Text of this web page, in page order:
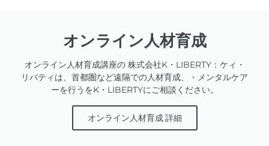
オンライン人材育成
オンライン人材育成講座の 株式会社K・LIBERTY：ケィ・
リバティは、首都圏など遠隔での人材育成、・メンタルケア
ーを行うをK・LIBERTYにご相談ください。
オンライン人材育成 詳細